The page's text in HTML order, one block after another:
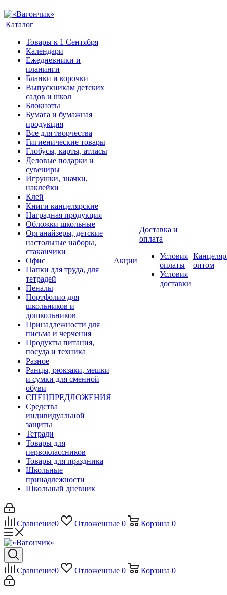
Каталог
Товары к 1 Сентября
Календари
Ежедневники и
планинги
Бланки и корочки
Выпускникам детских
садов и школ
Блокноты
Бумага и бумажная
продукция
Все для творчества
Гигиенические товары
Глобусы, карты, атласы
Деловые подарки и
сувениры
Игрушки, значки,
наклейки
Клей
Книги канцелярские
Наградная продукция
Обложки школьные
Органайзеры, детские
настольные наборы,
стаканчики
Офис
Папки для труда, для
тетрадей
Пеналы
Портфолио для
школьников и
дошкольников
Принадлежности для
письма и черчения
Продукты питания,
посуда и техника
Разное
Ранцы, рюкзаки, мешки
и сумки для сменной
обуви
СПЕЦПРЕДЛОЖЕНИЯ
Средства
индивидуальной
защиты
Тетради
Товары для
первоклассников
Товары для праздника
Школьные
принадлежности
Школьный дневник
Акции
Доставка и
оплата
Условия
оплаты
Условия
доставки
оптом
Сравнение0 Отложенные 0 Корзина 0
Сравнение0 Отложенные 0 Корзина 0